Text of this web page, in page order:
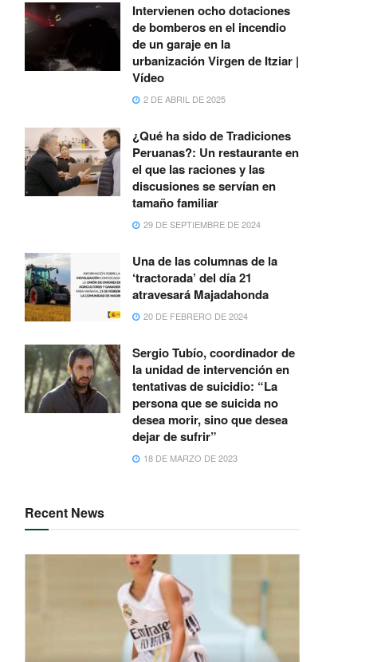
Intervienen ocho dotaciones
de bomberos en el incendio
de un garaje en la
urbanización Virgen de Itziar |
Vídeo
2 DE ABRIL DE 2025
¿Qué ha sido de Tradiciones
Peruanas?: Un restaurante en
el que las raciones y las
discusiones se servían en
tamaño familiar
29 DE SEPTIEMBRE DE 2024
Una de las columnas de la
‘tractorada’ del día 21
atravesará Majadahonda
20 DE FEBRERO DE 2024
Sergio Tubío, coordinador de
la unidad de intervención en
tentativas de suicidio: “La
persona que se suicida no
desea morir, sino que desea
dejar de sufrir”
18 DE MARZO DE 2023
Recent News